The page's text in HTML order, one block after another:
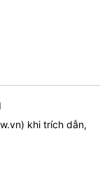
) khi trích dẫn,